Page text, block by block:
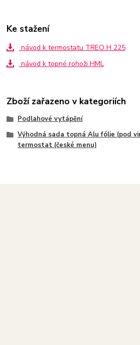
Ke stažení
návod k termostatu TREO H 225
návod k topné rohoži HML
Zboží zařazeno v kategoriích
Podlahové vytápění
Výhodná sada topná Alu fólie (pod
termostat (české menu)